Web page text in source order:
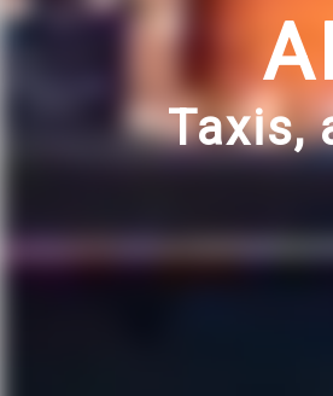
Taxis,